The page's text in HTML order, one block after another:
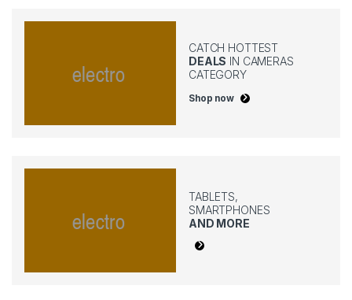
CATCH HOTTEST
DEALS IN CAMERAS
CATEGORY
Shop now
TABLETS,
SMARTPHONES
AND MORE